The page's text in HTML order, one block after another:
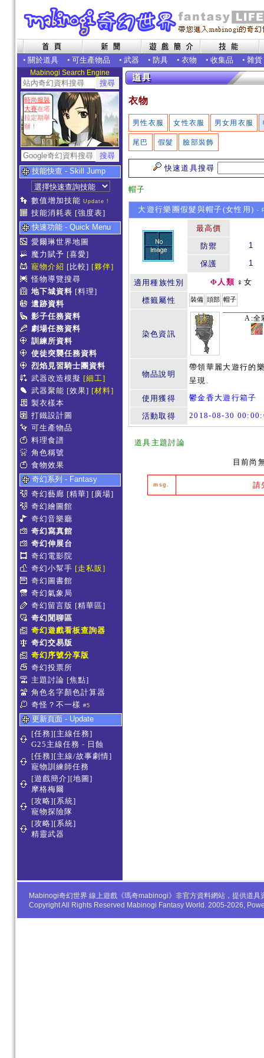
• 關於道具 • 可生產物品 • 武器 • 防具 • 衣物 • 收集品 • 雜貨
Mabinogi Search Engine
時尚服裝
大賽在塔
拉定期舉
辦！
技能快查 - Skill Jump
數值增加技能 Update !
技能消耗表 [強度表]
快速功能 - Quick Menu
愛爾琳世界地圖
魔力賦予 [喜愛]
寵物介紹 [比較] [夥伴]
怪物導覽搜尋
地下城資料 [料理]
遺跡資料
影子任務資料
劇場任務資料
訓練所資料
使徒突襲任務資料
烈焰見習騎士團資料
武器改造模擬 [細工]
武器聚能 [效果] [材料]
製衣樣本
打鐵設計圖
可生產物品
料理食譜
角色稱號
食物效果
奇幻系列 - Fantasy
奇幻藝廊 [精華] [廣場]
奇幻繪圖館
奇幻音樂廳
奇幻寫真館
奇幻伸展台
奇幻電影院
奇幻小幫手 [走私販]
奇幻圖書館
奇幻氣象局
奇幻留言版 [精華區]
奇幻閒聊區
奇幻遊戲看板查詢器
奇幻交易版
奇幻序號分享版
奇幻投票所
主題討論 [焦點]
角色名字顏色計算器
奇怪？不一樣 #5
更新頁面 - Update
[任務][主線任務]
G25主線任務 - 日蝕
[任務][主線/故事劇情]
寵物訓練師任務
[遊戲簡介][地圖]
摩格梅爾
[攻略][系統]
寵物探險隊
[攻略][系統]
精靈武器
衣物
男性衣服 女性衣服 男女用衣服
尾巴 假髮 臉部裝飾
快速道具搜尋
帽子
大遊行樂團假髮與帽子(女性用) -
最高價
防禦
1
保護 1
適用種族性別 Φ人類 ♀女
標籤屬性 裝備 頭部 帽子
染色資訊
A:全
物品說明
帶領華麗大遊行的
呈現.
使用獲得
鬱金香大遊行箱子
活動取得 2018-08-30
道具主題討論
目前尚
msg. 請
Mabinogi奇幻世界 線上遊戲《瑪奇mabinogi》非官方資料網站，提供道
Copyright All Rights Reserved Mabinogi Fantasy World. 2005-2026,